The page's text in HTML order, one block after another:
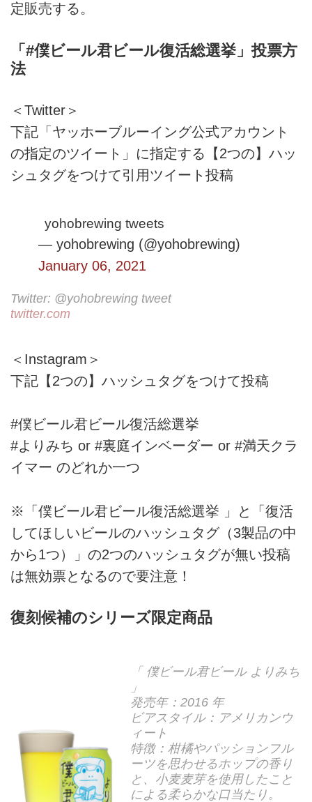
定販売する。
「#僕ビール君ビール復活総選挙」投票方
法
＜Twitter＞
下記「ヤッホーブルーイング公式アカウント
の指定のツイート」に指定する【2つの】ハッ
シュタグをつけて引用ツイート投稿
yohobrewing tweets
— yohobrewing (@yohobrewing)
January 06, 2021
Twitter: @yohobrewing tweet
twitter.com
＜Instagram＞
下記【2つの】ハッシュタグをつけて投稿
#僕ビール君ビール復活総選挙
#よりみち or #裏庭インベーダー or #満天クラ
イマー のどれか一つ
※「僕ビール君ビール復活総選挙 」と「復活
してほしいビールのハッシュタグ（3製品の中
から1つ）」の2つのハッシュタグが無い投稿
は無効票となるので要注意！
復刻候補のシリーズ限定商品
「 僕ビール君ビール よりみち
」
発売年：2016 年
ビアスタイル：アメリカンウ
ィート
特徴：柑橘やパッションフル
ーツを思わせるホップの香り
と、小麦麦芽を使用したこと
による柔らかな口当たり。